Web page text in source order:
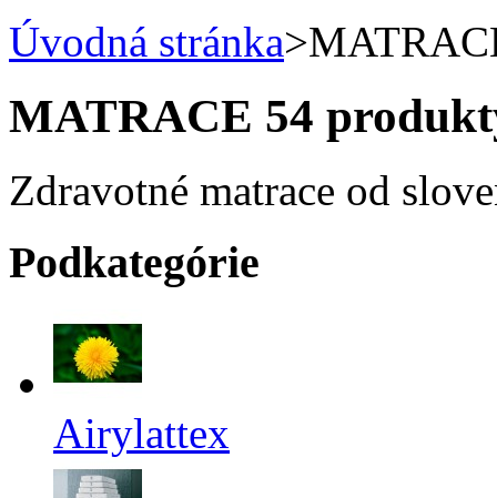
Úvodná stránka>
MATRACE 54
Zdravotné matrace od
Podkategórie
Airylattex